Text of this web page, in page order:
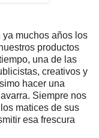
ya muchos años los
productos
una de las
creativos y
hacer una
Siempre nos
matices de sus
esa frescura